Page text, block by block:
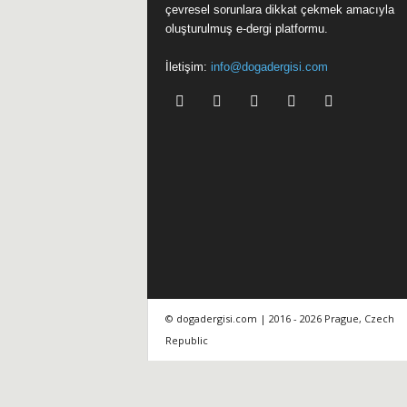
çevresel sorunlara dikkat çekmek amacıyla
oluşturulmuş e-dergi platformu.
İletişim: info@dogadergisi.com
© dogadergisi.com | 2016 - 2026 Prague, Czech
Republic